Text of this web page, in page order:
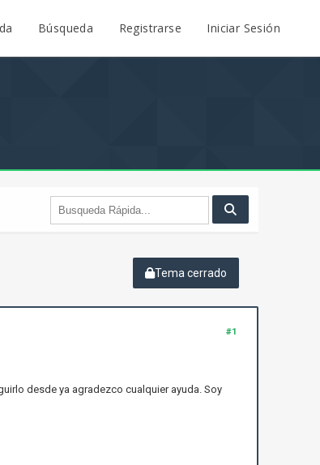
Búsqueda Registrarse Iniciar Sesión
Tema cerrado
#1
desde ya agradezco cualquier ayuda. Soy